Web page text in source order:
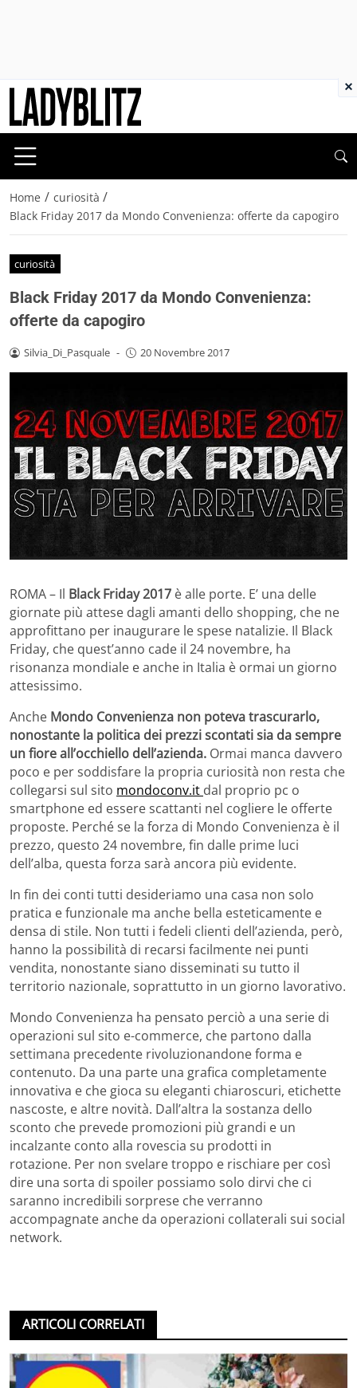
Home / curiosità /
Black Friday 2017 da Mondo Convenienza: offerte da capogiro
curiosità
Black Friday 2017 da Mondo Convenienza:
offerte da capogiro
Silvia_Di_Pasquale - 20 Novembre 2017
ROMA – Il Black Friday 2017 è alle porte. E’ una delle
giornate più attese dagli amanti dello shopping, che ne
approfittano per inaugurare le spese natalizie. Il Black
Friday, che quest’anno cade il 24 novembre, ha
risonanza mondiale e anche in Italia è ormai un giorno
attesissimo.
Anche Mondo Convenienza non poteva trascurarlo,
nonostante la politica dei prezzi scontati sia da sempre
un fiore all’occhiello dell’azienda. Ormai manca davvero
poco e per soddisfare la propria curiosità non resta che
collegarsi sul sito mondoconv.it dal proprio pc o
smartphone ed essere scattanti nel cogliere le offerte
proposte. Perché se la forza di Mondo Convenienza è il
prezzo, questo 24 novembre, fin dalle prime luci
dell’alba, questa forza sarà ancora più evidente.
In fin dei conti tutti desideriamo una casa non solo
pratica e funzionale ma anche bella esteticamente e
densa di stile. Non tutti i fedeli clienti dell’azienda, però,
hanno la possibilità di recarsi facilmente nei punti
vendita, nonostante siano disseminati su tutto il
territorio nazionale, soprattutto in un giorno lavorativo.
Mondo Convenienza ha pensato perciò a una serie di
operazioni sul sito e-commerce, che partono dalla
settimana precedente rivoluzionandone forma e
contenuto. Da una parte una grafica completamente
innovativa e che gioca su eleganti chiaroscuri, etichette
nascoste, e altre novità. Dall’altra la sostanza dello
sconto che prevede promozioni più grandi e un
incalzante conto alla rovescia su prodotti in
rotazione. Per non svelare troppo e rischiare per così
dire una sorta di spoiler possiamo solo dirvi che ci
saranno incredibili sorprese che verranno
accompagnate anche da operazioni collaterali sui social
network.
ARTICOLI CORRELATI
×